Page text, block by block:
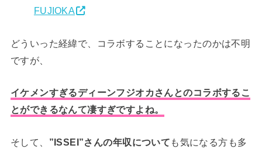
FUJIOKA
どういった経緯で、コラボすることになったのかは不明
ですが、
イケメンすぎるディーンフジオカさんとのコラボするこ
とができるなんて凄すぎですよね。
そして、 ”ISSEI”さんの年収について も気になる方も多